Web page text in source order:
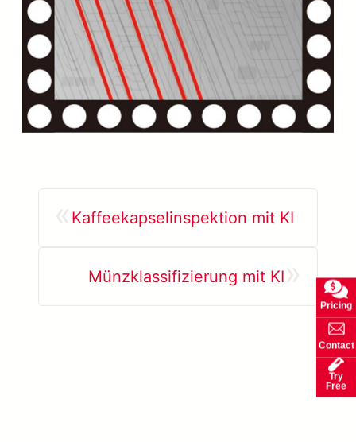
Kaffeekapselinspektion mit KI
Münzklassifizierung mit KI
Pricing
Contact
Try
Free